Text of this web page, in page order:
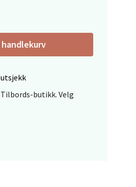
handlekurv
butikk. Velg